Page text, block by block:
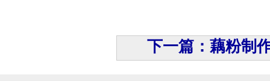
下一篇：藕粉制